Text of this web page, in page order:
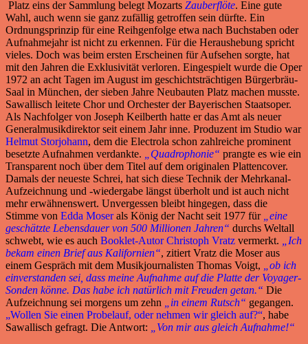
Platz eins der Sammlung belegt Mozarts Zauberflöte. Eine gute
Wahl, auch wenn sie ganz zufällig getroffen sein dürfte. Ein
Ordnungsprinzip für eine Reihgenfolge etwa nach Buchstaben oder
Aufnahmejahr ist nicht zu erkennen. Für die Heraushebung spricht
vieles. Doch was beim ersten Erscheinen für Aufsehen sorgte, hat
mit den Jahren die Exklusivität verloren. Eingespielt wurde die Oper
1972 an acht Tagen im August im geschichtsträchtigen Bürgerbräu-
Saal in München, der sieben Jahre Neubauten Platz machen musste.
Sawallisch leitete Chor und Orchester der Bayerischen Staatsoper.
Als Nachfolger von Joseph Keilberth hatte er das Amt als neuer
Generalmusikdirektor seit einem Jahr inne. Produzent im Studio war
Helmut Storjohann, dem die Electrola schon zahlreiche prominent
besetzte Aufnahmen verdankte.
„Quadrophonie“ prangte es wie ein
Transparent noch über dem Titel auf dem originalen Plattencover.
Damals der neueste Schrei, hat sich diese Technik der Mehrkanal-
Aufzeichnung und -wiedergabe längst überholt und ist auch nicht
mehr erwähnenswert. Unvergessen bleibt hingegen, dass die
Stimme von Edda Moserals König der Nacht seit 1977 für
„eine
geschätzte Lebensdauer von 500 Millionen Jahren“ durchs Weltall
schwebt, wie es auch Booklet-Autor Christoph Vratz vermerkt. „Ich
bekam einen Brief aus Kalifornien“, zitiert Vratz die Moser aus
einem Gespräch mit dem Musikjournalisten Thomas Voigt, „ob ich
einverstanden sei, dass meine Aufnahme auf die Platte der Voyager-
Sonden könne. Das habe ich natürlich mit Freuden getan.“ Die
Aufzeichnung sei morgens um zehn „in einem Rutsch“ gegangen.
„Wollen Sie einen Probelauf, oder nehmen wir gleich auf?“, habe
Sawallisch gefragt. Die Antwort: „Von mir aus gleich Aufnahme!“